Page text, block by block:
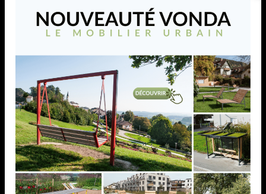
SUPPORT MAIN-
COURANTE, MONTAGE
LATERAL,POUR
D42,4MM, AISI304
BROSSE